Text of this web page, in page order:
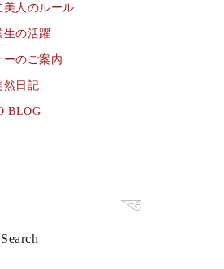
人のルール
生の活躍
ーのご案内
然日記
BLOG
Search